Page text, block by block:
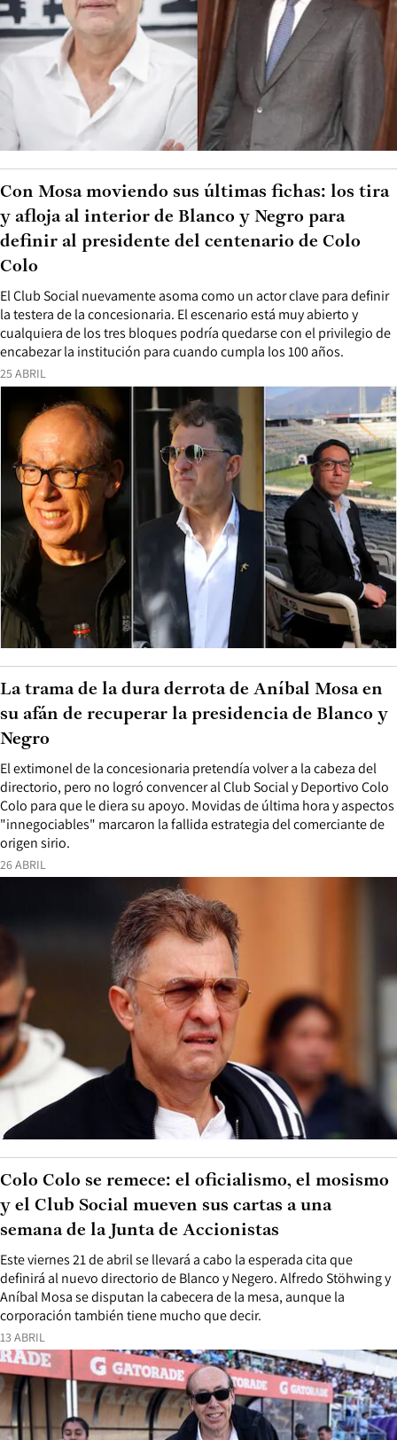
25 ABRIL
El Club Social nuevamente asoma como un actor clave para definir
la testera de la concesionaria. El escenario está muy abierto y
cualquiera de los tres bloques podría quedarse con el privilegio de
encabezar la institución para cuando cumpla los 100 años.
Con Mosa moviendo sus últimas fichas: los tira
y afloja al interior de Blanco y Negro para
definir al presidente del centenario de Colo
Colo
26 ABRIL
El extimonel de la concesionaria pretendía volver a la cabeza del
directorio, pero no logró convencer al Club Social y Deportivo Colo
Colo para que le diera su apoyo. Movidas de última hora y aspectos
"innegociables" marcaron la fallida estrategia del comerciante de
origen sirio.
La trama de la dura derrota de Aníbal Mosa en
su afán de recuperar la presidencia de Blanco y
Negro
13 ABRIL
Este viernes 21 de abril se llevará a cabo la esperada cita que
definirá al nuevo directorio de Blanco y Negero. Alfredo Stöhwing y
Aníbal Mosa se disputan la cabecera de la mesa, aunque la
corporación también tiene mucho que decir.
Colo Colo se remece: el oficialismo, el mosismo
y el Club Social mueven sus cartas a una
semana de la Junta de Accionistas